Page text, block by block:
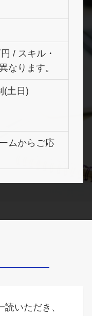
/ スキル・
なります。
(土日)
ムからご応
読いただき、